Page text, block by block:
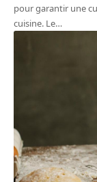
pour garantir une
cuisine. Le…